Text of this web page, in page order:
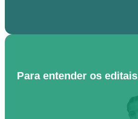
Para entender os editais